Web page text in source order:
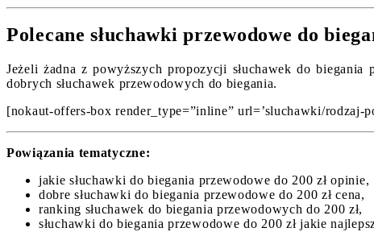
Polecane słuchawki przewodowe do
Jeżeli żadna z powyższych propozycji słuchawek do
dobrych słuchawek przewodowych do biegania.
[nokaut-offers-box render_type=”inline” url=’sluchawki/rodzaj-
Powiązania tematyczne:
jakie słuchawki do biegania przewodowe do 200 zł opinie,
dobre słuchawki do biegania przewodowe do 200 zł cena,
ranking słuchawek do biegania przewodowych do 200 zł,
słuchawki do biegania przewodowe do 200 zł jakie